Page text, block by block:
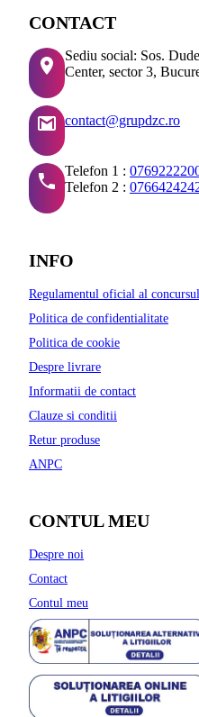
CONTACT
Sediu social: Sos.
Center, sector 3,
contact@grupdzc.ro
Telefon 1 :
Telefon 2 :
INFO
Regulamentul oficial al
Politica de confidentialitate
Politica de cookie
Despre livrare
Informatii de contact
Clauze si conditii
Retur produse
ANPC
CONTUL MEU
Despre noi
Contact
Contul meu